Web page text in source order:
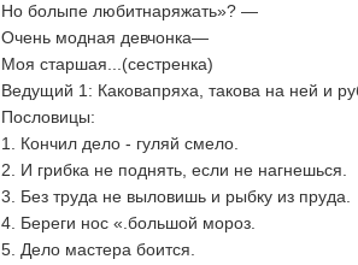
Но болыпе любитнаряжать»? —
Очень модная девчонка—
Моя старшая...(сестренка)
Ведущий 1: Каковапряха, такова на ней и
Пословицы:
1. Кончил дело - гуляй смело.
2. И грибка не поднять, если не нагнешься.
3. Без труда не выловишь и рыбку из пруда.
4. Береги нос «.большой мороз.
5. Дело мастера боится.